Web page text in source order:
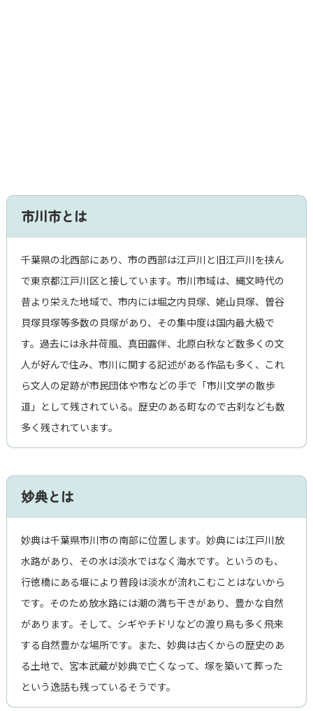
市川市とは
千葉県の北西部にあり、市の西部は江戸川と旧江戸川を挟ん
で東京都江戸川区と接しています。市川市域は、縄文時代の
昔より栄えた地域で、市内には堀之内貝塚、姥山貝塚、曽谷
貝塚貝塚等多数の貝塚があり、その集中度は国内最大級で
す。過去には永井荷風、真田露伴、北原白秋など数多くの文
人が好んで住み、市川に関する記述がある作品も多く、これ
ら文人の足跡が市民団体や市などの手で「市川文学の散歩
道」として残されている。歴史のある町なので古刹なども数
多く残されています。
妙典とは
妙典は千葉県市川市の南部に位置します。妙典には江戸川放
水路があり、その水は淡水ではなく海水です。というのも、
行徳橋にある堰により普段は淡水が流れこむことはないから
です。そのため放水路には潮の満ち干きがあり、豊かな自然
があります。そして、シギやチドリなどの渡り鳥も多く飛来
する自然豊かな場所です。また、妙典は古くからの歴史のあ
る土地で、宮本武蔵が妙典で亡くなって、塚を築いて葬った
という逸話も残っているそうです。